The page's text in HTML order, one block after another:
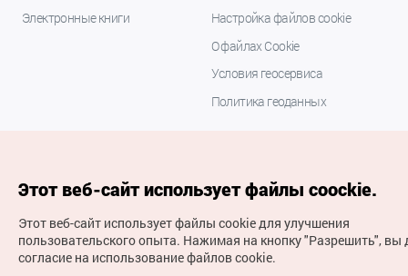
Электронные книги
Настройка файлов cookie
О файлах Cookie
Условия геосервиса
Политика геоданных
(с) Национальная организация туризма Кореи Все
Этот веб-сайт использует файлы coockie.
Этот веб-сайт использует файлы cookie для улучшения
пользовательского опыта. Нажимая на кнопку "Разрешить", вы
согласие на использование файлов cookie.